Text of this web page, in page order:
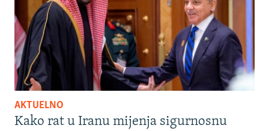
AKTUELNO
Kako rat u Iranu mijenja sigurnosnu